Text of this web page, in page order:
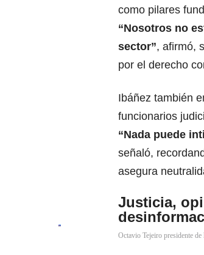
como pilares
“Nosotros no
sector”, afirmó,
por el derecho
Ibáñez también
funcionarios
“Nada puede
señaló,
asegura
Justicia,
Octavio Tejeiro presidente